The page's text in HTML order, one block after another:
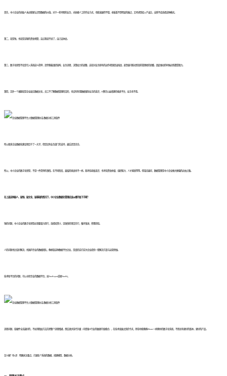
首先，中小企业的创始人未必能够认识到数据的价值。对于一些早期的业务，光依赖人工的作业方式，也能发展得不错。老板看不到明显的痛点，又考虑到投入产出比，自然不会选择这种模式。
第二，就是钱，也就是足够的资金预算，这点我就不说了，自己去体会。
第三，数字化转型不仅是引入系统这么简单，还伴随着组织架构、业务流程、决策权力的调整，这就对业务原有的运作机制提出挑战，甚至极可能动到某些管理者的奶酪，因此推动的时候必然遭受阻力。
第四，另外一个难题就是企业缺乏数据文化，员工不了解数据管理的目的，也没有利用数据辅导业务的意识，IT费尽心血搭建的报表平台，业务也不用。
所以很多企业数据化建设项目干了一大半，但是没有业务部门的支持，最后还是凉凉。
所以，中小企业的数字化转型，不是一件简单的事情。在不同阶段，面临的挑战也不一样。既考验老板意识、也考验资金体量、组织能力、人才素质等等。但毫无疑问，数据管理是中小企业做大做强的必由之路。
在上面这种缺人、缺钱、缺文化、缺基础的情况下，中小企业数据化管理应该从哪开始下手呢？
钱的问题，中小企业的数字化转型必须要量力而行，选择投资小、见效快的项目先行，循序渐进，积累经验。
人的问题也比较好解决，找国内专业的数据团队，像帆软这种数据平台企业，是真的实打实为企业提供一套解决方案与运营思维。
技术和平台的问题，可以寻找专业的数据平台，如FineReport或者FineBI。
流程问题，软硬件全买最好的，不如用精益方法先把整个流程撸通，然后逐步迭代升级（可借鉴IT行业的敏捷开发模式），在技术发展太快的今天，除非你能像换iPhone一样换你的数字化系统，不然总有更好的版本，更好的产品。
怎么做？有4步：明确关注要点、打通各个系统的数据、搭建模型、数据分析。